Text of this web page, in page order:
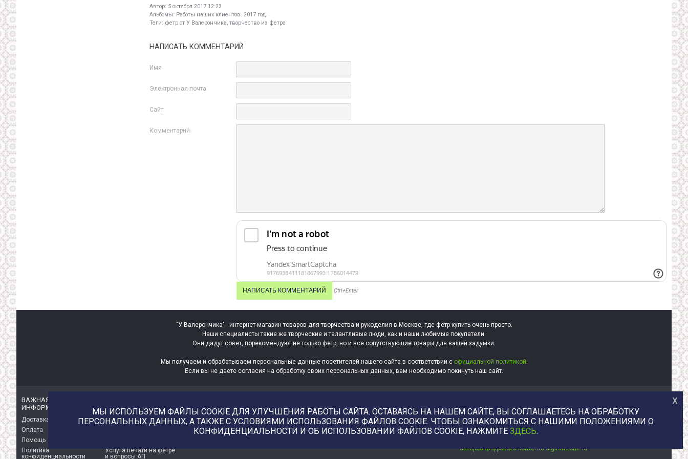
Автор: 5 октября 2017 12:23
Альбомы: Работы наших клиентов. 2017 год.
Теги: фетр от У Валерончика, творчество из фетра
НАПИСАТЬ КОММЕНТАРИЙ
Имя
Электронная почта
Сайт
Комментарий
Ctrl+Enter
"У Валерончика" - интернет-магазин товаров для творчества и рукоделия в Москве, где фетр купить очень просто.
Наши специалисты такие же творческие и талантливые люди, как и наши любимые покупатели.
Они дадут совет, порекомендуют не только фетр, но и все сопутствующие товары для вашей задумки.
Мы получаем и обрабатываем персональные данные посетителей нашего сайта в соответствии с официальной политикой.
Если вы не даете согласия на обработку своих персональных данных, вам необходимо покинуть наш сайт.
ВАЖНАЯ
ИНФОРМАЦИЯ
Доставка
Оплата
Помощь
Политика
конфиденциальности
ИНФОРМАЦИЯ
О магазине
Услуга печати на фетре
и вопросы АП
info@uvaleronchika.ru
2013 © У Валерончика, 2026
Купить фотографии, иллюстрации, любой цифровой товар напрямую от авторов. Маркетплей
авторов цифрового контента digitartzone.ru
х
МЫ ИСПОЛЬЗУЕМ ФАЙЛЫ COOKIE ДЛЯ УЛУЧШЕНИЯ РАБОТЫ САЙТА. ОСТАВАЯСЬ НА НАШЕМ САЙТЕ, ВЫ СОГЛАШАЕТЕСЬ НА ОБРАБОТКУ
ПЕРСОНАЛЬНЫХ ДАННЫХ, А ТАКЖЕ С УСЛОВИЯМИ ИСПОЛЬЗОВАНИЯ ФАЙЛОВ COOKIE. ЧТОБЫ ОЗНАКОМИТЬСЯ С НАШИМИ ПОЛОЖЕНИЯМИ О
КОНФИДЕНЦИАЛЬНОСТИ И ОБ ИСПОЛЬЗОВАНИИ ФАЙЛОВ COOKIE, НАЖМИТЕ ЗДЕСЬ.